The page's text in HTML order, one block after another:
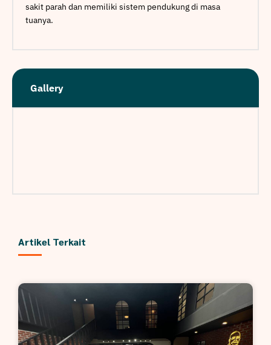
sakit parah dan memiliki sistem pendukung di masa
tuanya.
Gallery
Artikel Terkait